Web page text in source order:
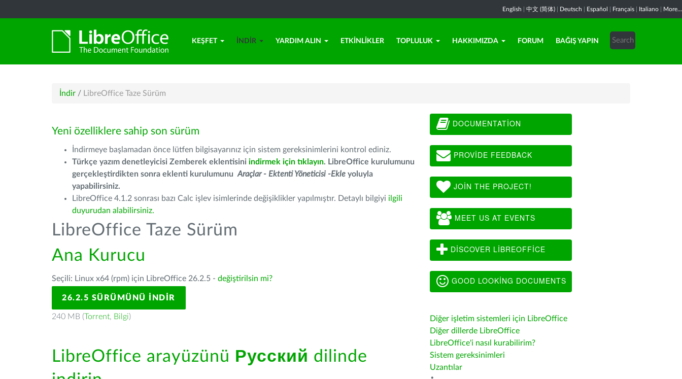
English 中文 (简体) Deutsch Español Français Italiano More...
KEŞFET İNDIR YARDIM ALIN ETKINLIKLER TOPLULUK HAKKIMIZDA FORUM BAĞIŞ YAPIN
İndir / LibreOffice Taze Sürüm
Yeni özelliklere sahip son sürüm
İndirmeye başlamadan önce lütfen bilgisayarınız için sistem gereksinimlerini kontrol ediniz.
Türkçe yazım denetleyicisi Zemberek eklentisini indirmek için tıklayın. LibreOffice kurulumunu
gerçekleştirdikten sonra eklenti kurulumunu Araçlar - Ektenti Yöneticisi -Ekle yoluyla
yapabilirsiniz.
LibreOffice 4.1.2 sonrası bazı Calc işlev isimlerinde değişiklikler yapılmıştır. Detaylı bilgiyi ilgili
duyurudan alabilirsiniz.
LibreOffice Taze Sürüm
Ana Kurucu
Seçili: Linux x64 (rpm) için LibreOffice 26.2.5 - değiştirilsin mi?
26.2.5 SÜRÜMÜNÜ İNDIR
240 MB (Torrent, Bilgi)
LibreOffice arayüzünü Русский dilinde
DOCUMENTATION
PROVIDE FEEDBACK
JOIN THE PROJECT!
MEET US AT EVENTS
DISCOVER LIBREOFFICE
GOOD LOOKING DOCUMENTS
Diğer işletim sistemleri için LibreOffice
Diğer dillerde LibreOffice
LibreOffice'i nasıl kurabilirim?
Sistem gereksinimleri
Uzantılar